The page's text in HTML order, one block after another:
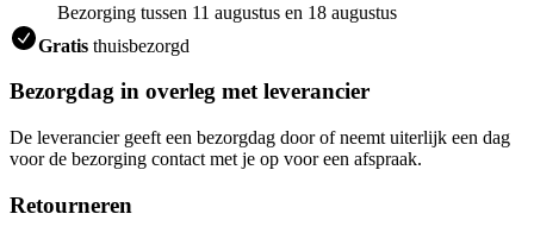
Bezorging tussen 11 augustus en 18 augustus
Gratis thuisbezorgd
Bezorgdag in overleg met leverancier
De leverancier geeft een bezorgdag door of neemt uiterlijk een dag
voor de bezorging contact met je op voor een afspraak.
Retourneren